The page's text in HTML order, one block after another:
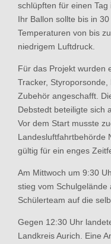
schlüpften für einen
Ihr Ballon sollte bis in
Temperaturen von bis
niedrigem Luftdruck.
Für das Projekt wurden
Tracker,
Zubehör angeschafft.
Debstedt beteiligte sich
Vor dem Start musste
Landesluftfahrtbehörde
gültig für ein enges
Am Mittwoch um 9:30
stieg vom
Schülerteam auf die
Gegen 12:30 Uhr
Landkreis Aurich. Eine